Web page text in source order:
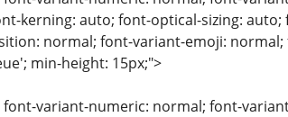
kerning: auto; font-optical-sizing:
normal; font-variant-emoji:
min-height: 15px;">
font-variant-numeric: normal; font-